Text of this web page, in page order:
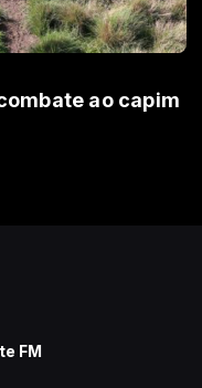
ao capim
FM